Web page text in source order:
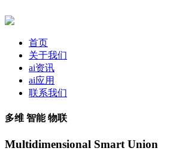
首页
关于我们
ai资讯
ai应用
联系我们
多维 智能 物联
Multidimensional Smart Union